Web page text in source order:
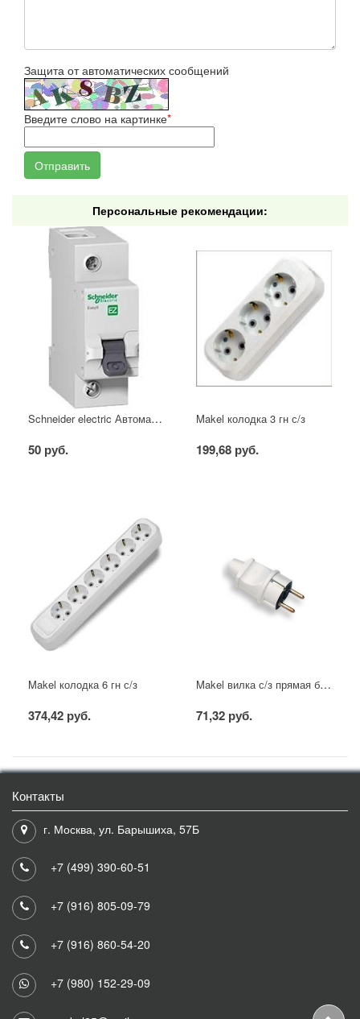
Защита от автоматических сообщений
Введите слово на картинке*
Персональные рекомендации:
Schneider electric Автоматический выключатель 1/40А
50 руб.
Makel колодка 3 гн с/з
199,68 руб.
Makel колодка 6 гн с/з
374,42 руб.
Makel вилка с/з прямая белая
71,32 руб.
Контакты
г. Москва, ул. Барышиха, 57Б
+7 (499) 390-60-51
+7 (916) 805-09-79
+7 (916) 860-54-20
+7 (980) 152-29-09